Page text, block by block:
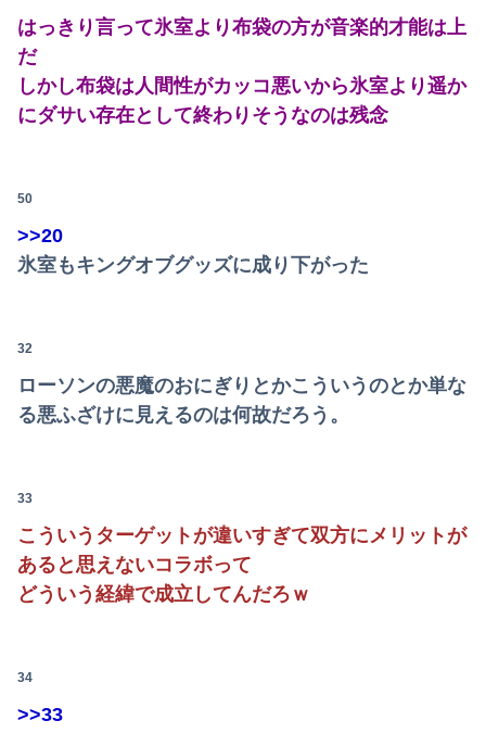
【悲報】中国、橋の欄干が強風一発で粉々に 鉄筋ゼロ 当局「接着剤でくっつけただけ」「正常で、品質問題はない」
IカップAV女優さん(24)👙さらに増量してIカップになる
フジテレビが金の卵を産む鶏を自ら絞め殺した模様、社運を賭けたドル箱コンテンツが御蔵入りになってしまい……
はっきり言って氷室より布袋の方が音楽的才能は上
だ
しかし布袋は人間性がカッコ悪いから氷室より遥か
にダサい存在として終わりそうなのは残念
50
>>20
氷室もキングオブグッズに成り下がった
32
ローソンの悪魔のおにぎりとかこういうのとか単な
る悪ふざけに見えるのは何故だろう。
33
こういうターゲットが違いすぎて双方にメリットが
あると思えないコラボって
どういう経緯で成立してんだろｗ
34
>>33